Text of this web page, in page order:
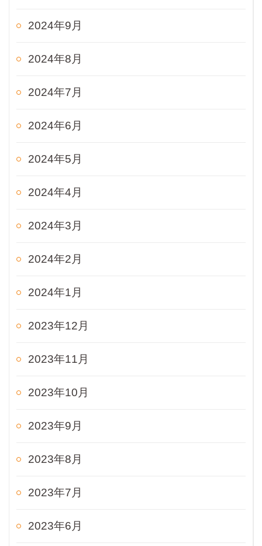
2024年9月
2024年8月
2024年7月
2024年6月
2024年5月
2024年4月
2024年3月
2024年2月
2024年1月
2023年12月
2023年11月
2023年10月
2023年9月
2023年8月
2023年7月
2023年6月